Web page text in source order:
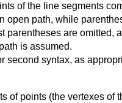
of the line segments
open path, while
parentheses are omitted,
is assumed.
second syntax, as
of points (the vertexes of